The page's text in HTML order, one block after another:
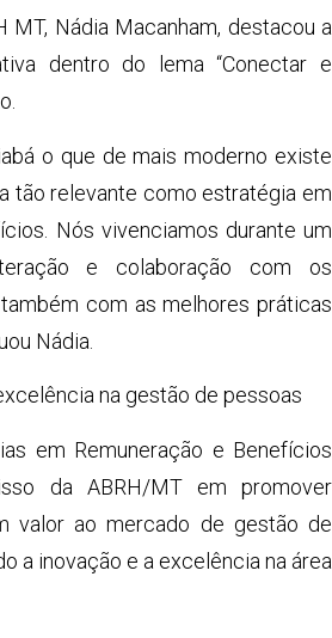
MT, Nádia Macanham, destacou a
dentro do lema “Conectar e
o que de mais moderno existe
tão relevante como estratégia em
Nós vivenciamos durante um
e colaboração com os
com as melhores práticas
Nádia.
na gestão de pessoas
em Remuneração e Benefícios
da ABRH/MT em promover
valor ao mercado de gestão de
a inovação e a excelência na área